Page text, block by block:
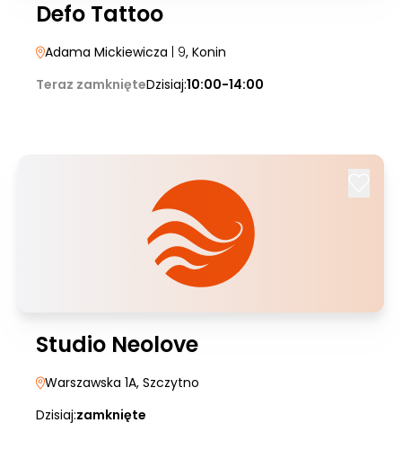
Defo Tattoo
Adama Mickiewicza | 9, Konin
Teraz zamknięteDzisiaj:10:00-14:00
Studio Neolove
Warszawska 1A, Szczytno
Dzisiaj:zamknięte